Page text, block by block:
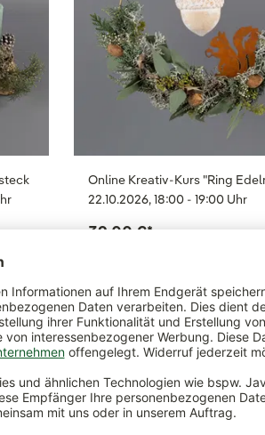
Online Kreativ-Kurs "Ring
22.10.2026, 18:00 - 19:00 Uhr
39,00 €*